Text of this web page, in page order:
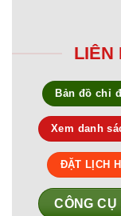
LIÊN
Bản đồ chỉ
Xem danh
ĐẶT LỊCH
CÔNG